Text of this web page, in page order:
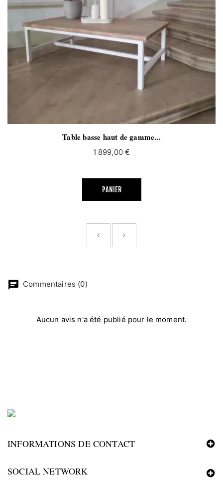
Table basse haut de gamme...
1 899,00 €
PANIER
chat Commentaires (0)
Aucun avis n'a été publié pour le moment.
INFORMATIONS DE CONTACT
SOCIAL NETWORK